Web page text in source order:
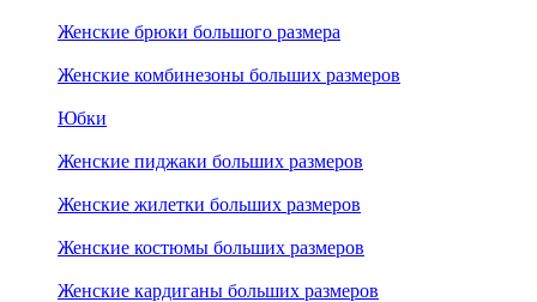
Женские брюки большого размера
Женские комбинезоны больших размеров
Юбки
Женские пиджаки больших размеров
Женские жилетки больших размеров
Женские костюмы больших размеров
Женские кардиганы больших размеров